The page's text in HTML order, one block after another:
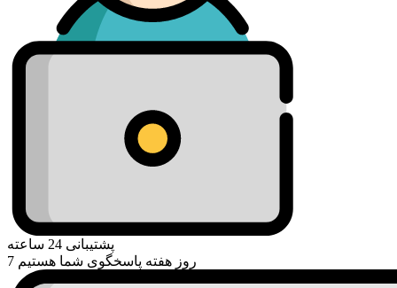
پشتیبانی 24 ساعته
7 روز هفته پاسخگوی شما هستیم